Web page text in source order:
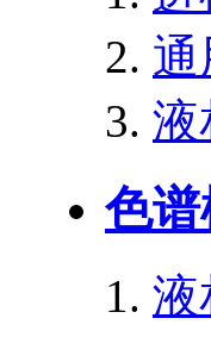
通
液
色谱
液